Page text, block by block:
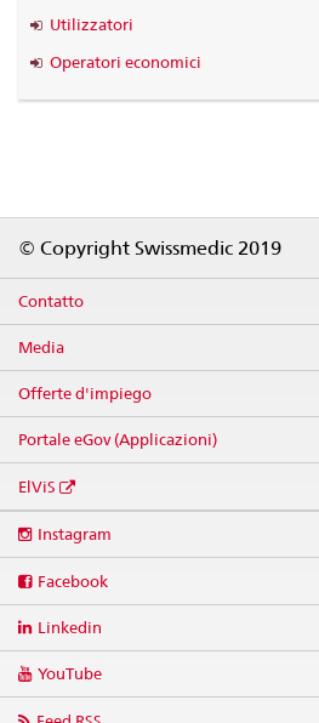
Utilizzatori
Operatori economici
© Copyright Swissmedic 2019
Contatto
Media
Offerte d'impiego
Portale eGov (Applicazioni)
ElViS
media
Instagram
Facebook
Linkedin
YouTube